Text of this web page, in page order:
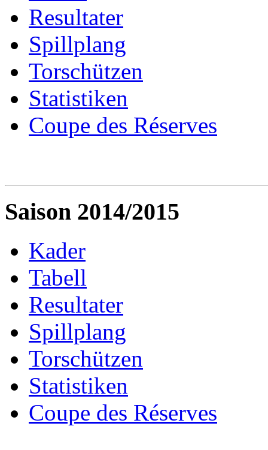
Resultater
Spillplang
Torschützen
Statistiken
Coupe des Réserves
Saison 2014/2015
Kader
Tabell
Resultater
Spillplang
Torschützen
Statistiken
Coupe des Réserves